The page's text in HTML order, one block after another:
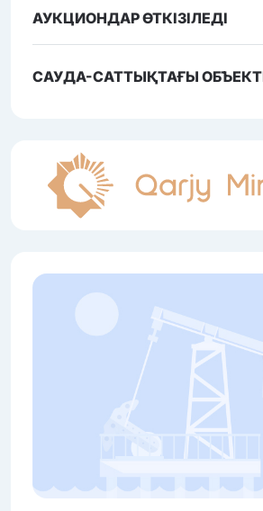
АУКЦИОНДАР ӨТКІЗІЛЕДІ
САУДА-САТТЫҚТАҒЫ